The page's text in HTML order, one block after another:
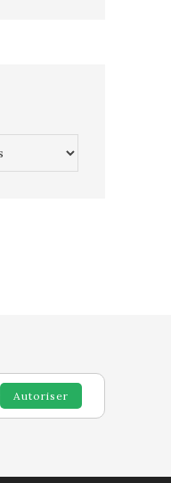
Autoriser